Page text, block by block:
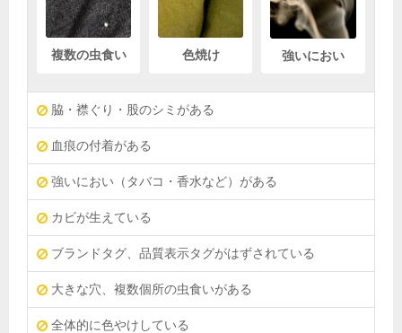
複数の虫食い 色焼け 強いにおい
脇・襟ぐり・股のシミがある
血痕の付着がある
強いにおい（タバコ・香水など）がある
カビが生えている
ブランドタグ、品質表示タグがはずされている
大きな穴、複数個所の虫食いがある
全体的に色やけしている